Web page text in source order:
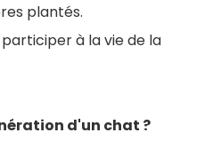
plantés.
à la vie de la
d'un chat ?